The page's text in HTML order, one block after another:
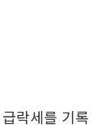
락세를 기록